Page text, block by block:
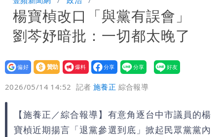
「終於能交代」 捐500萬獎學金延續愛
外送專法上路滿2週！Uber Eats曝外送
員收益變化
高希均辭世享耆壽90歲 畢生推動閱讀
與進步觀念
楊寶楨改口「與黨有誤會」
劉芩妤暗批：一切都太晚了
設為
贊助
我要
爆料
2026/05/14 14:52 記者施養正 綜合報導
【施養正／綜合報導】有意角逐台中市議員的楊
寶楨近期揚言「退黨參選到底」掀起民眾黨黨內